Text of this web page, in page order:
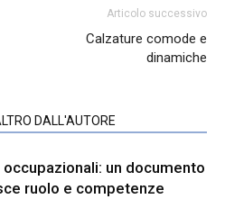
Articolo successivo
Calzature comode e
dinamiche
DALL'AUTORE
un documento
ruolo e competenze